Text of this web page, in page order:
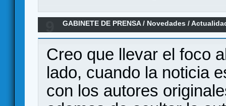
GABINETE DE PRENSA/ Novedades /
del Imperio Cobra ! (confirmado por Cefa)
Creo que llevar el foco
lado, cuando la noticia
con los autores